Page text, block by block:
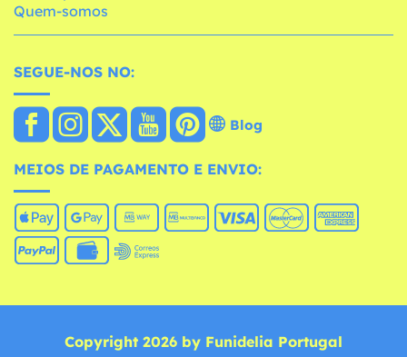
Quem-somos
SEGUE-NOS NO:
Blog
MEIOS DE PAGAMENTO E ENVIO:
Copyright 2026 by Funidelia Portugal